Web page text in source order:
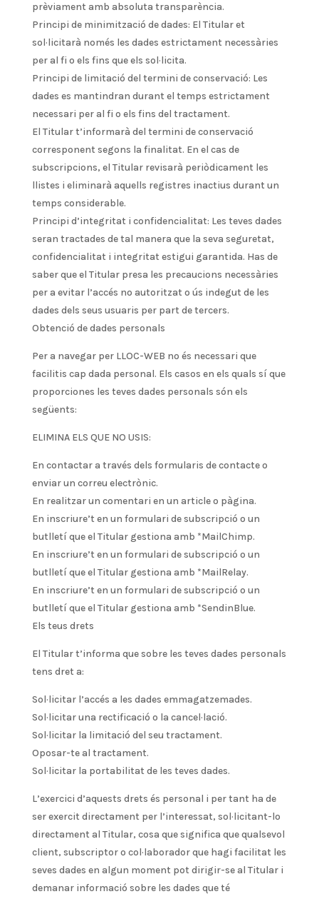
prèviament amb absoluta transparència.
Principi de minimització de dades: El Titular et
sol·licitarà només les dades estrictament necessàries
per al fi o els fins que els sol·licita.
Principi de limitació del termini de conservació: Les
dades es mantindran durant el temps estrictament
necessari per al fi o els fins del tractament.
El Titular t’informarà del termini de conservació
corresponent segons la finalitat. En el cas de
subscripcions, el Titular revisarà periòdicament les
llistes i eliminarà aquells registres inactius durant un
temps considerable.
Principi d’integritat i confidencialitat: Les teves dades
seran tractades de tal manera que la seva seguretat,
confidencialitat i integritat estigui garantida. Has de
saber que el Titular presa les precaucions necessàries
per a evitar l’accés no autoritzat o ús indegut de les
dades dels seus usuaris per part de tercers.
Obtenció de dades personals
Per a navegar per LLOC-WEB no és necessari que
facilitis cap dada personal. Els casos en els quals sí que
proporciones les teves dades personals són els
següents:
ELIMINA ELS QUE NO USIS:
En contactar a través dels formularis de contacte o
enviar un correu electrònic.
En realitzar un comentari en un article o pàgina.
En inscriure’t en un formulari de subscripció o un
butlletí que el Titular gestiona amb *MailChimp.
En inscriure’t en un formulari de subscripció o un
butlletí que el Titular gestiona amb *MailRelay.
En inscriure’t en un formulari de subscripció o un
butlletí que el Titular gestiona amb *SendinBlue.
Els teus drets
El Titular t’informa que sobre les teves dades personals
tens dret a:
Sol·licitar l’accés a les dades emmagatzemades.
Sol·licitar una rectificació o la cancel·lació.
Sol·licitar la limitació del seu tractament.
Oposar-te al tractament.
Sol·licitar la portabilitat de les teves dades.
L’exercici d’aquests drets és personal i per tant ha de
ser exercit directament per l’interessat, sol·licitant-lo
directament al Titular, cosa que significa que qualsevol
client, subscriptor o col·laborador que hagi facilitat les
seves dades en algun moment pot dirigir-se al Titular i
demanar informació sobre les dades que té